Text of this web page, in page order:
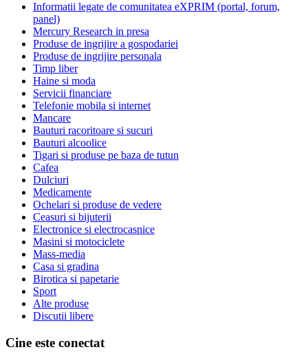
Informatii legate de comunitatea eXPRIM (portal, forum,
panel)
Mercury Research in presa
Produse de ingrijire a gospodariei
Produse de ingrijire personala
Timp liber
Haine si moda
Servicii financiare
Telefonie mobila si internet
Mancare
Bauturi racoritoare si sucuri
Bauturi alcoolice
Tigari si produse pe baza de tutun
Cafea
Dulciuri
Medicamente
Ochelari si produse de vedere
Ceasuri si bijuterii
Electronice si electrocasnice
Masini si motociclete
Mass-media
Casa si gradina
Birotica si papetarie
Sport
Alte produse
Discutii libere
Cine este conectat